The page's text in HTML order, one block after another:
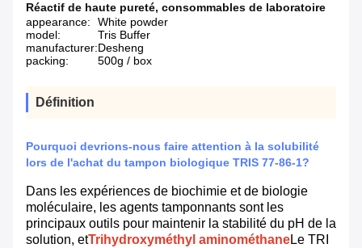
Réactif de haute pureté, consommables de laboratoire
appearance:
White powder
model:
Tris Buffer
manufacturer:Desheng
packing:
500g / box
Définition
Pourquoi devrions-nous faire attention à la solubilité
lors de l'achat du tampon biologique TRIS 77-86-1?
Dans les expériences de biochimie et de biologie
moléculaire, les agents tamponnants sont les
principaux outils pour maintenir la stabilité du pH de la
solution, etTrihydroxyméthyl aminométhaneLe TRI